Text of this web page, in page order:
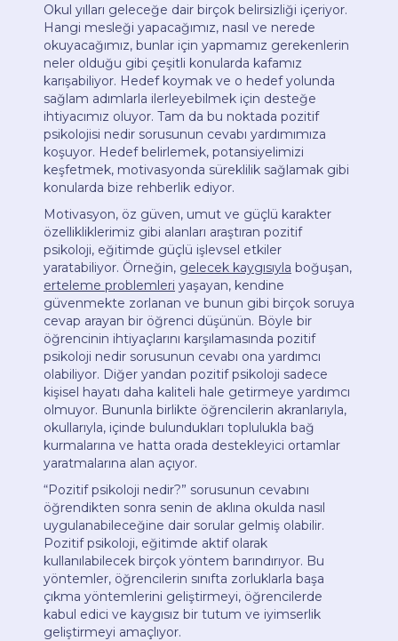
Okul yılları geleceğe dair birçok belirsizliği içeriyor.
Hangi mesleği yapacağımız, nasıl ve nerede
okuyacağımız, bunlar için yapmamız gerekenlerin
neler olduğu gibi çeşitli konularda kafamız
karışabiliyor. Hedef koymak ve o hedef yolunda
sağlam adımlarla ilerleyebilmek için desteğe
ihtiyacımız oluyor. Tam da bu noktada pozitif
psikolojisi nedir sorusunun cevabı yardımımıza
koşuyor. Hedef belirlemek, potansiyelimizi
keşfetmek, motivasyonda süreklilik sağlamak gibi
konularda bize rehberlik ediyor.
Motivasyon, öz güven, umut ve güçlü karakter
özellikliklerimiz gibi alanları araştıran pozitif
psikoloji, eğitimde güçlü işlevsel etkiler
yaratabiliyor. Örneğin, gelecek kaygısıyla boğuşan,
erteleme problemleri yaşayan, kendine
güvenmekte zorlanan ve bunun gibi birçok soruya
cevap arayan bir öğrenci düşünün. Böyle bir
öğrencinin ihtiyaçlarını karşılamasında pozitif
psikoloji nedir sorusunun cevabı ona yardımcı
olabiliyor. Diğer yandan pozitif psikoloji sadece
kişisel hayatı daha kaliteli hale getirmeye yardımcı
olmuyor. Bununla birlikte öğrencilerin akranlarıyla,
okullarıyla, içinde bulundukları toplulukla bağ
kurmalarına ve hatta orada destekleyici ortamlar
yaratmalarına alan açıyor.
“Pozitif psikoloji nedir?” sorusunun cevabını
öğrendikten sonra senin de aklına okulda nasıl
uygulanabileceğine dair sorular gelmiş olabilir.
Pozitif psikoloji, eğitimde aktif olarak
kullanılabilecek birçok yöntem barındırıyor. Bu
yöntemler, öğrencilerin sınıfta zorluklarla başa
çıkma yöntemlerini geliştirmeyi, öğrencilerde
kabul edici ve kaygısız bir tutum ve iyimserlik
geliştirmeyi amaçlıyor.